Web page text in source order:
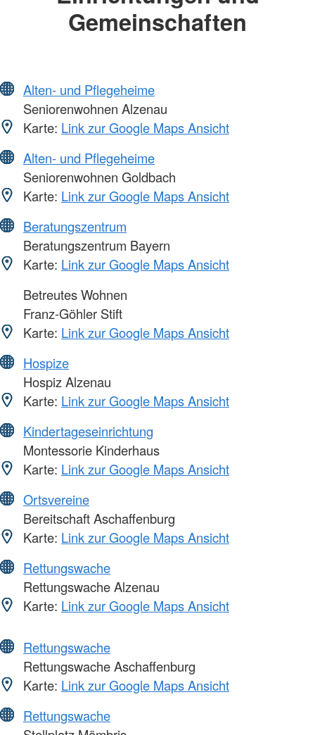
Gemeinschaften
Alten- und Pflegeheime
Seniorenwohnen Alzenau
Karte: Link zur Google Maps Ansicht
Alten- und Pflegeheime
Seniorenwohnen Goldbach
Karte: Link zur Google Maps Ansicht
Beratungszentrum
Beratungszentrum Bayern
Karte: Link zur Google Maps Ansicht
Betreutes Wohnen
Franz-Göhler Stift
Karte: Link zur Google Maps Ansicht
Hospize
Hospiz Alzenau
Karte: Link zur Google Maps Ansicht
Kindertageseinrichtung
Montessorie Kinderhaus
Karte: Link zur Google Maps Ansicht
Ortsvereine
Bereitschaft Aschaffenburg
Karte: Link zur Google Maps Ansicht
Rettungswache
Rettungswache Alzenau
Karte: Link zur Google Maps Ansicht
Rettungswache
Rettungswache Aschaffenburg
Karte: Link zur Google Maps Ansicht
Rettungswache